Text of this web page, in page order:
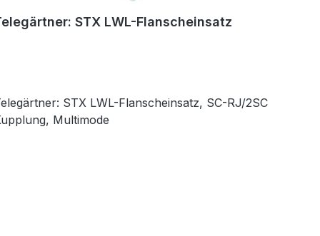
STX LWL-Flanscheinsatz
STX LWL-Flanscheinsatz, SC-RJ/2SC
Multimode